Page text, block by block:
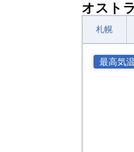
オスト
札幌
最高気温